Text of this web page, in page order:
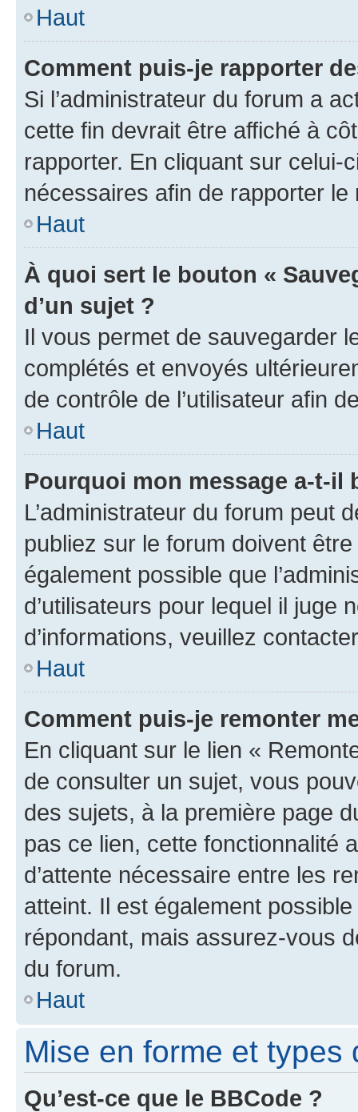
Haut
Comment puis-je rapporter
Si l’administrateur du forum a
cette fin devrait être affiché à
rapporter. En cliquant sur
nécessaires afin de rapporter le
Haut
À quoi sert le bouton «
d’un sujet ?
Il vous permet de sauvegarder
complétés et envoyés
de contrôle de l’utilisateur afin
Haut
Pourquoi mon message a-t-il
L’administrateur du forum peut
publiez sur le forum doivent
également possible que
d’utilisateurs pour lequel il juge
d’informations, veuillez
Haut
Comment puis-je remonter
En cliquant sur le lien «
de consulter un sujet, vous
des sujets, à la première page
pas ce lien, cette fonctionnalité
d’attente nécessaire entre les
atteint. Il est également
répondant, mais assurez-vous
du forum.
Haut
Mise en forme et types
Qu’est-ce que le BBCode ?